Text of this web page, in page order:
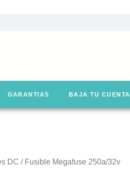
GARANTIAS BAJA TU CUENTA
DC / Fusible Megafuse 250a/32v